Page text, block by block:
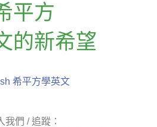
平方
的新希望
希平方學英文
我們 / 追蹤：